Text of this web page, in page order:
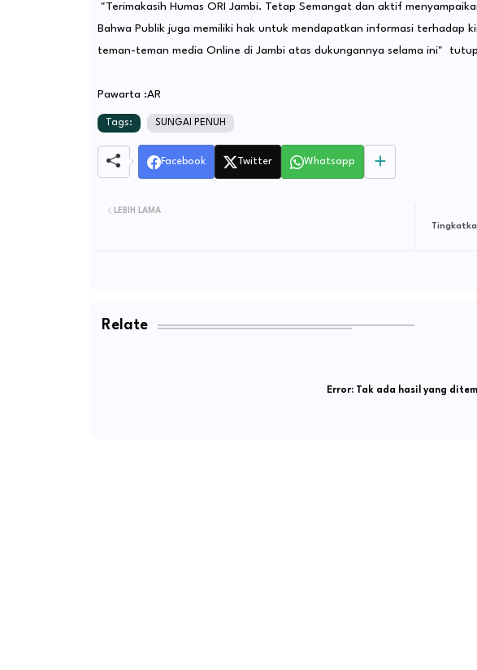
"Terimakasih Humas ORI Jambi. Tetap Semangat dan aktif
Bahwa Publik juga memiliki hak untuk mendapatkan informasi terhadap
teman-teman media Online di Jambi atas dukungannya selama ini"
Pawarta :AR
Tags: SUNGAI PENUH
Facebook Twitter Whatsapp
LEBIH LAMA
Relate
Error: Tak ada hasil yang